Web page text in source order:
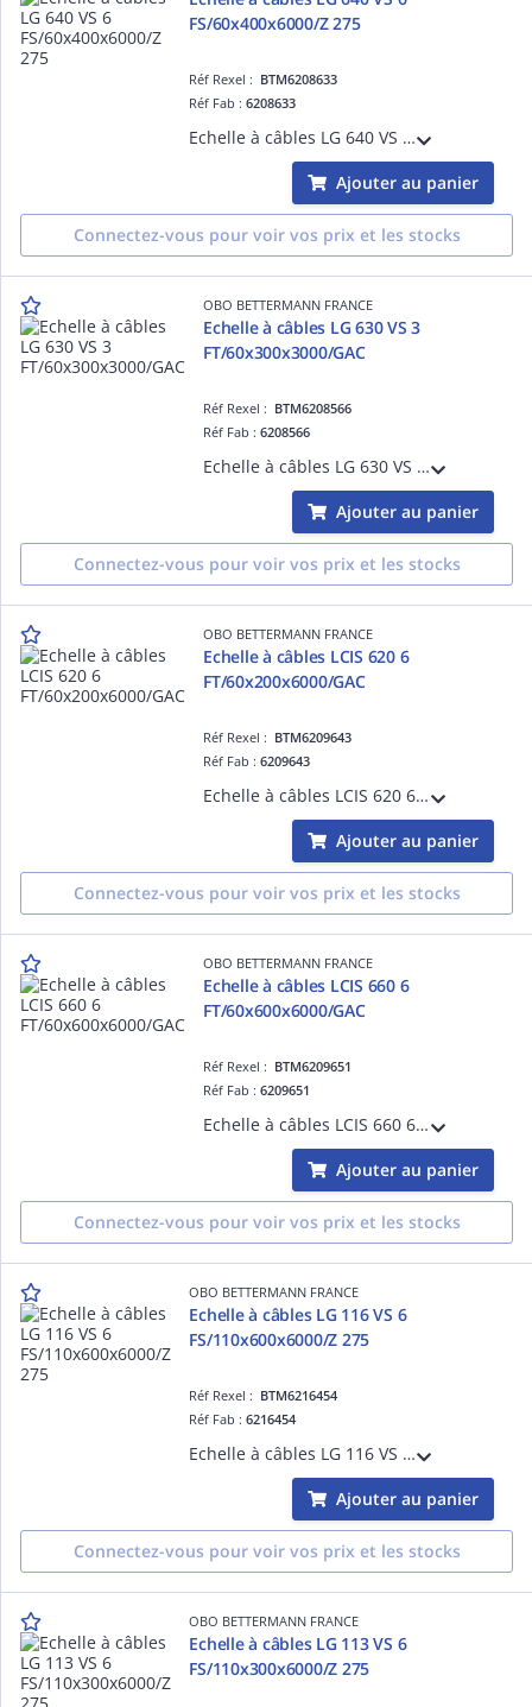
FS/60x400x6000/Z 275
Réf Rexel : BTM6208633
Réf Fab :6208633
Echelle à câbles LG 640 VS 6 FS/60x400x6000/Z 275 Acier, St / galvanisé par bande, DIN EN 10346
Ajouter au panier
Connectez-vous pour voir vos prix et les stocks
OBO BETTERMANN FRANCE
Echelle à câbles LG 630 VS 3
FT/60x300x3000/GAC
Réf Rexel : BTM6208566
Réf Fab : 6208566
Echelle à câbles LG 630 VS 3 FT/60x300x3000/GAC Acier, St / galvanisé à chaud par trempage, DIN EN ISO 1461
Ajouter au panier
Connectez-vous pour voir vos prix et les stocks
OBO BETTERMANN FRANCE
Echelle à câbles LCIS 620 6
FT/60x200x6000/GAC
Réf Rexel : BTM6209643
Réf Fab : 6209643
Echelle à câbles LCIS 620 6 FT/60x200x6000/GAC Acier, St / galvanisé à chaud par trempage, DIN EN ISO 1461
Ajouter au panier
Connectez-vous pour voir vos prix et les stocks
OBO BETTERMANN FRANCE
Echelle à câbles LCIS 660 6
FT/60x600x6000/GAC
Réf Rexel : BTM6209651
Réf Fab : 6209651
Echelle à câbles LCIS 660 6 FT/60x600x6000/GAC Acier, St / galvanisé à chaud par trempage, DIN EN ISO 1461
Ajouter au panier
Connectez-vous pour voir vos prix et les stocks
OBO BETTERMANN FRANCE
Echelle à câbles LG 116 VS 6
FS/110x600x6000/Z 275
Réf Rexel : BTM6216454
Réf Fab :6216454
Echelle à câbles LG 116 VS 6 FS/110x600x6000/Z 275 Acier, St / galvanisé par bande, DIN EN 10346
Ajouter au panier
Connectez-vous pour voir vos prix et les stocks
OBO BETTERMANN FRANCE
Echelle à câbles LG 113 VS 6
FS/110x300x6000/Z 275